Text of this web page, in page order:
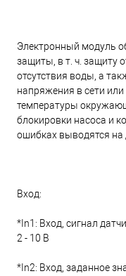
Электронный модуль
защиты, в т. ч. защиту
отсутствия воды, а
напряжения в сети
температуры
блокировки насоса и
ошибках выводятся на
Вход:
*In1: Вход, сигнал
2 - 10 В
*In2: Вход, заданное